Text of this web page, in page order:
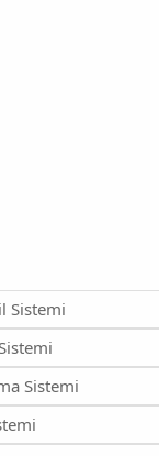
Sistemi
Sistemi